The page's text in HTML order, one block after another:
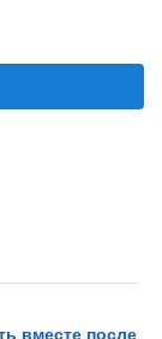
вместе после